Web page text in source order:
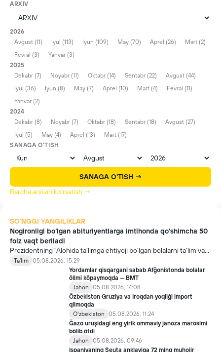
ARXIV
2026
Avgust (11)
Iyul (113) Iyun (109) May (70) Aprel (26)
Mart (2)
Fevral (3)
Yanvar (3)
2025
Dekabr (7)
Noyabr (11) Oktabr (14) Sentabr (22)
Avgust (44)
Iyul (36)
Iyun (8) May (7) Aprel (10) Mart (4)
Fevral (11)
Yanvar (2)
2024
Dekabr (8)
Noyabr (7) Oktabr (18) Sentabr (18)
Avgust (27)
Iyul (5)
May (4) Aprel (13)
Mart (17)
SANAGA O'TISH
SANAGA O'TISH →
Barcha arxivni ko'rsatish →
SO'NGGI YANGILIKLAR
Nogironligi bo‘lgan abituriyentlarga imtihonda qo‘shimcha 50
foiz vaqt beriladi
Prezidentning "Alohida ta’limga ehtiyoji bo‘lgan bolalarni ta’lim va
ijtimoiy xizmatlar bilan qamrab olish tizimini takomillashtirish
bo‘yicha qo‘shimcha chora-tadbirlar to‘g‘risida"gi qarori bilan
inklyuziv ta’lim sohasida qator yangi mexanizmlar joriy etilmoqda.
Ta'lim 05.08.2026, 15:29
Yordamlar qisqargani sabab Afğonistonda bolalar
ölimi köpaymoqda — BMT
Jahon
05.08.2026, 14:08
Özbekiston Gruziya va Iroqdan yoqilği import
qilmoqda
Oʻzbekiston
05.08.2026, 11:24
Ğazo uruşidagi eng yirik ommaviy janoza marosimi
bölib ötdi
Jahon
05.08.2026, 09:46
Ispaniyaning Seuta anklaviga 72 ming muhojir